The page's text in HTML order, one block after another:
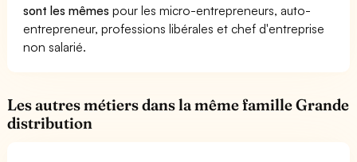
sont les mêmes pour les micro-entrepreneurs, auto-
entrepreneur, professions libérales et chef d'entreprise
non salarié.
Les autres métiers dans la même famille Grande
distribution